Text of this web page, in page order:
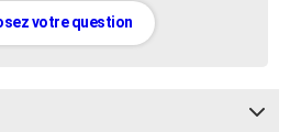
votre question